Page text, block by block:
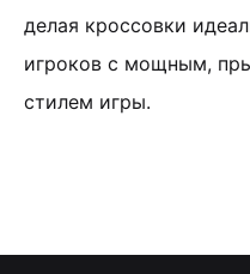
делая кроссовки
игроков с мощным,
стилем игры.